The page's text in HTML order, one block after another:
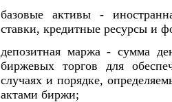
базовые активы -
ставки, кредитные ресурсы и
депозитная маржа - сумма
биржевых торгов для
случаях и порядке,
актами биржи;